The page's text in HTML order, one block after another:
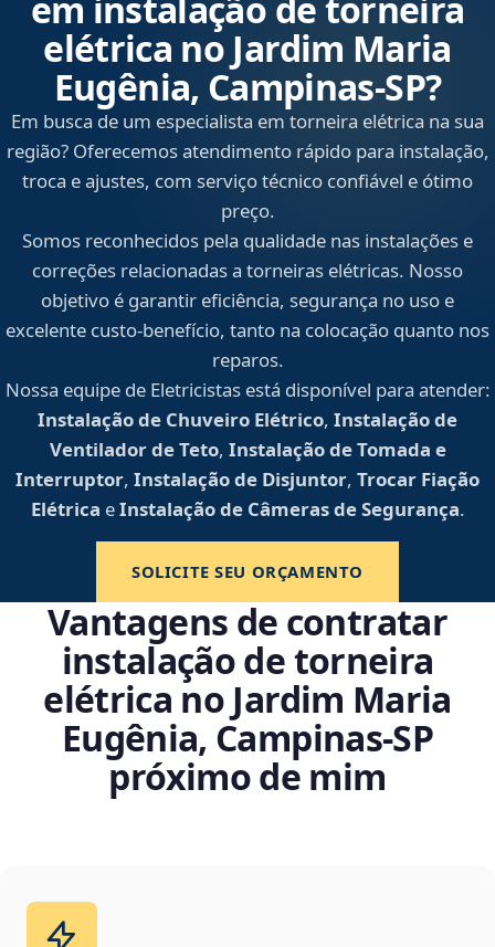
em instalação de torneira
elétrica no Jardim Maria
Eugênia, Campinas‑SP?
Em busca de um especialista em torneira elétrica na sua
região? Oferecemos atendimento rápido para instalação,
troca e ajustes, com serviço técnico confiável e ótimo
preço.
Somos reconhecidos pela qualidade nas instalações e
correções relacionadas a torneiras elétricas. Nosso
objetivo é garantir eficiência, segurança no uso e
excelente custo-benefício, tanto na colocação quanto nos
reparos.
Nossa equipe de Eletricistas está disponível para atender:
Instalação de Chuveiro Elétrico, Instalação de
Ventilador de Teto, Instalação de Tomada e
Interruptor, Instalação de Disjuntor, Trocar Fiação
Elétrica eInstalação de Câmeras de Segurança.
SOLICITE SEU ORÇAMENTO
Vantagens de contratar
instalação de torneira
elétrica no Jardim Maria
Eugênia, Campinas‑SP
próximo de mim